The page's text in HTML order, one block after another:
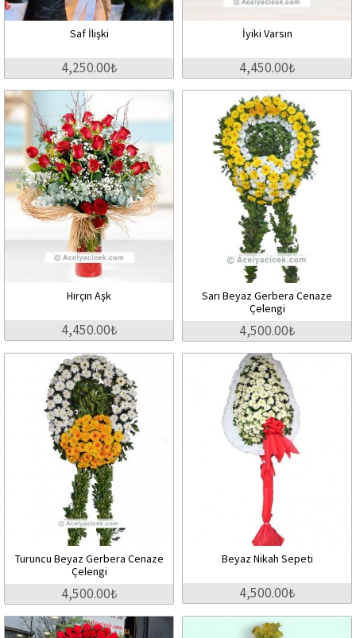
Saf İlişki
4,250.00₺
İyiki Varsın
4,450.00₺
Hırçın Aşk
4,450.00₺
Sarı Beyaz Gerbera Cenaze
Çelengi
4,500.00₺
Turuncu Beyaz Gerbera Cenaze
Çelengi
4,500.00₺
Beyaz Nikah Sepeti
4,500.00₺